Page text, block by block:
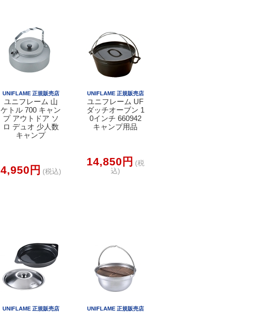
UNIFLAME 正規販売店
ユニフレーム 山
ケトル 700 キャン
プ アウトドア ソ
ロ デュオ 少人数
キャンプ
4,950円 (税込)
UNIFLAME 正規販売店
ユニフレーム UF
ダッチオーブン 1
0インチ 660942
キャンプ用品
14,850円 (税
込)
UNIFLAME 正規販売店 UNIFLAME 正規販売店